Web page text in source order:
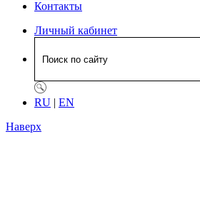
Контакты
Личный кабинет
RU | EN
Наверх